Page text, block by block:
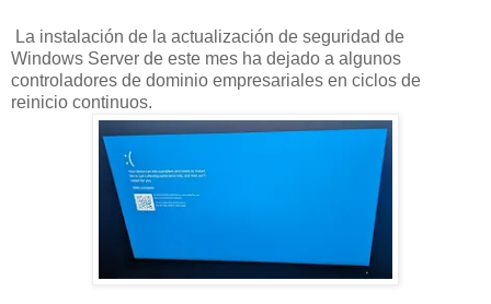
La instalación de la actualización de seguridad de
Windows Server de este mes ha dejado a algunos
controladores de dominio empresariales en ciclos de
reinicio continuos.